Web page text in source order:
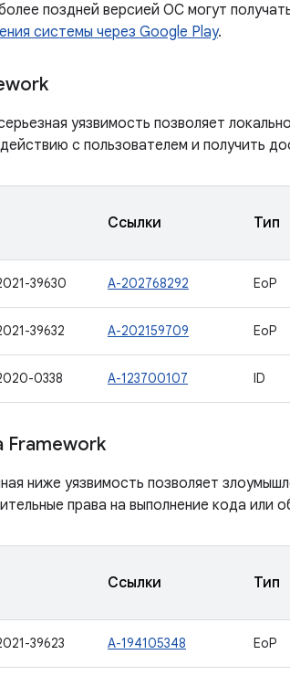
поздней версией ОС могут
системы через Google Play.
уязвимость позволяет
с пользователем и получить
Ссылки Тип
39630 A-202768292 EoP
39632 A-202159709 EoP
0338 A-123700107 ID
Framework
ниже уязвимость позволяет
права на выполнение кода или
Ссылки Тип
39623 A-194105348 EoP